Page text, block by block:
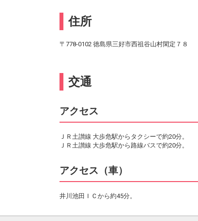
住所
〒778-0102 徳島県三好市西祖谷山村閑定７８
交通
アクセス
ＪＲ土讃線 大歩危駅からタクシーで約20分。
ＪＲ土讃線 大歩危駅から路線バスで約20分。
アクセス（車）
井川池田ＩＣから約45分。